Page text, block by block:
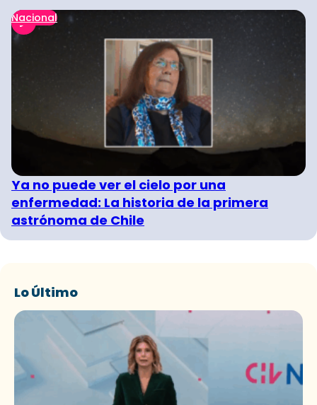
Nacional
Ya no puede ver el cielo por una
enfermedad: La historia de la primera
astrónoma de Chile
Lo Último